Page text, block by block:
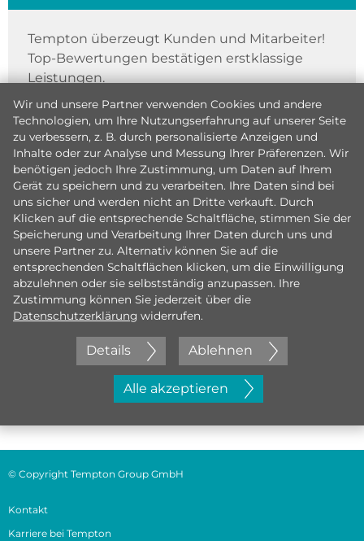
Tempton überzeugt Kunden und Mitarbeiter!
Top-Bewertungen bestätigen erstklassige
Leistungen.
Jetzt initiativ bewerben
Wir und unsere Partner verwenden Cookies und andere
Technologien, um Ihre Nutzungserfahrung auf unserer Seite
zu verbessern, z. B. durch personalisierte Anzeigen und
Inhalte oder zur Analyse und Messung Ihrer Präferenzen. Wir
benötigen jedoch Ihre Zustimmung, um Daten auf Ihrem
Gerät zu speichern und zu verarbeiten. Ihre Daten sind bei
uns sicher und werden nicht an Dritte verkauft. Durch
Klicken auf die entsprechende Schaltfläche, stimmen Sie der
Speicherung und Verarbeitung Ihrer Daten durch uns und
unsere Partner zu. Alternativ können Sie auf die
entsprechenden Schaltflächen klicken, um die Einwilligung
abzulehnen oder sie selbstständig anzupassen. Ihre
Zustimmung können Sie jederzeit über die
Datenschutzerklärung widerrufen.
Details Ablehnen
Alle akzeptieren
© Copyright Tempton Group GmbH
Kontakt
Karriere bei Tempton